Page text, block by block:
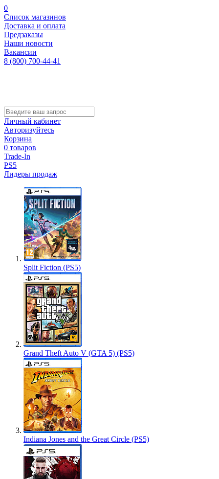
0
Список магазинов
Доставка и оплата
Предзаказы
Наши новости
Вакансии
8 (800) 700-44-41
Личный кабинет
Авторизуйтесь
Корзина
0 товаров
Trade-In
PS5
Лидеры продаж
Split Fiction (PS5)
Grand Theft Auto V (GTA 5) (PS5)
Indiana Jones and the Great Circle (PS5)